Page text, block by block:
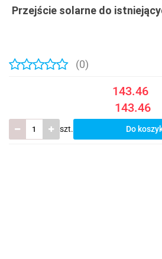
Przejście solarne do
(0)
143.46
143.46
szt. Do